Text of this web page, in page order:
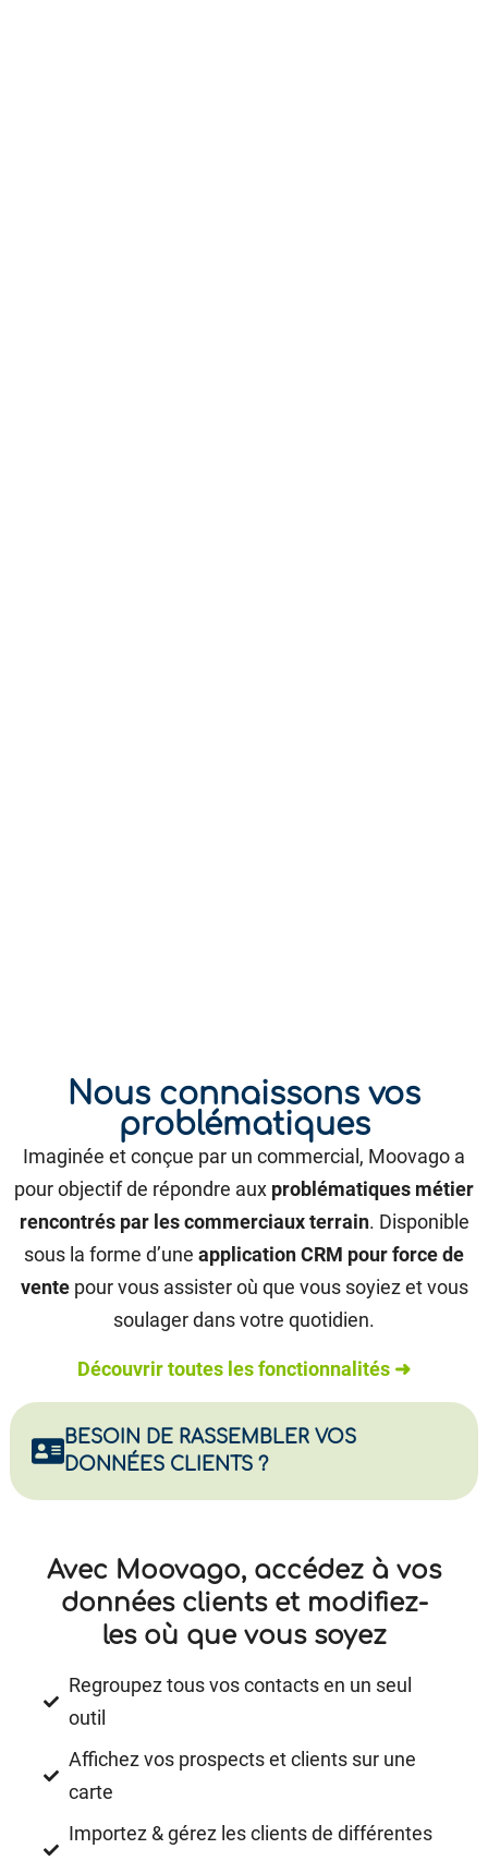
Nous connaissons vos
problématiques
Imaginée et conçue par un commercial, Moovago a
pour objectif de répondre aux problématiques métier
rencontrés par les commerciaux terrain. Disponible
sous la forme d’une application CRM pour force de
ventepour vous assister où que vous soyiez et vous
soulager dans votre quotidien.
Découvrir toutes les fonctionnalités ➜
BESOIN DE RASSEMBLER VOS
DONNÉES CLIENTS ?
Avec Moovago, accédez à vos
données clients et modifiez-
les où que vous soyez
Regroupez tous vos contacts en un seul
outil
Affichez vos prospects et clients sur une
carte
Importez & gérez les clients de différentes